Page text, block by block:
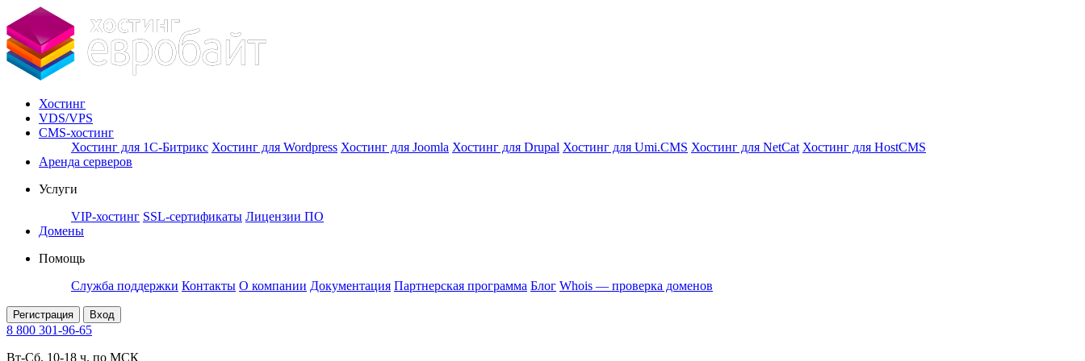
Хостинг
VDS/VPS
CMS-хостинг
Хостинг для 1С-Битрикс Хостинг для Wordpress Хостинг для Joomla Хостинг для Drupal Хостинг для Umi.CMS Хостинг для NetCat Хостинг для HostCMS
Аренда серверов
Услуги
VIP-хостинг SSL-сертификаты Лицензии ПО
Домены
Помощь
Служба поддержки Контакты О компании Документация Партнерская программа Блог Whois — проверка доменов
Регистрация Вход
8 800 301-96-65
Вт-Сб. 10-18 ч. по МСК